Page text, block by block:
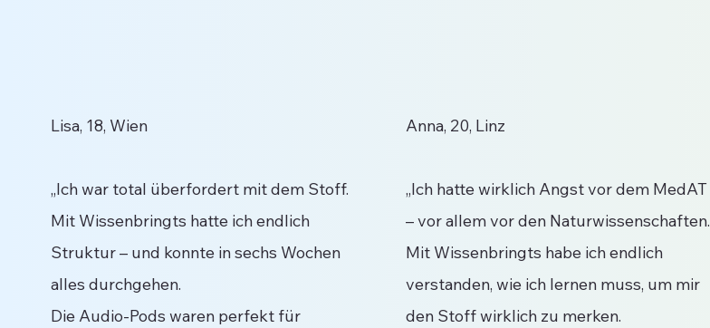
Lisa, 18, Wien
„Ich war total überfordert mit dem Stoff.
Mit Wissenbringts hatte ich endlich
Struktur – und konnte in sechs Wochen
alles durchgehen.
Die Audio-Pods waren perfekt für
Anna, 20, Linz
„Ich hatte wirklich Angst vor dem MedAT
– vor allem vor den Naturwissenschaften.
Mit Wissenbringts habe ich endlich
verstanden, wie ich lernen muss, um mir
den Stoff wirklich zu merken.